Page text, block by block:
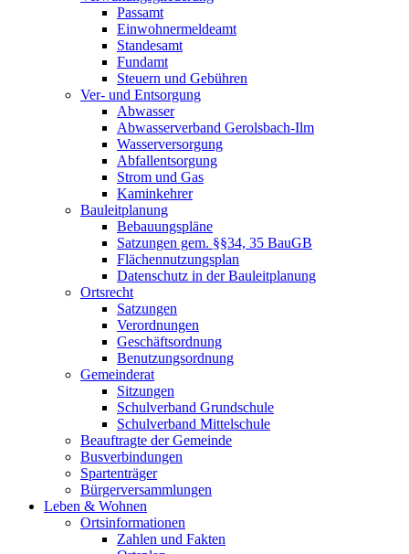
Passamt
Einwohnermeldeamt
Standesamt
Fundamt
Steuern und Gebühren
Ver- und Entsorgung
Abwasser
Abwasserverband Gerolsbach-Ilm
Wasserversorgung
Abfallentsorgung
Strom und Gas
Kaminkehrer
Bauleitplanung
Bebauungspläne
Satzungen gem. §§34, 35 BauGB
Flächennutzungsplan
Datenschutz in der Bauleitplanung
Ortsrecht
Satzungen
Verordnungen
Geschäftsordnung
Benutzungsordnung
Gemeinderat
Sitzungen
Schulverband Grundschule
Schulverband Mittelschule
Beauftragte der Gemeinde
Busverbindungen
Spartenträger
Bürgerversammlungen
Leben & Wohnen
Ortsinformationen
Zahlen und Fakten